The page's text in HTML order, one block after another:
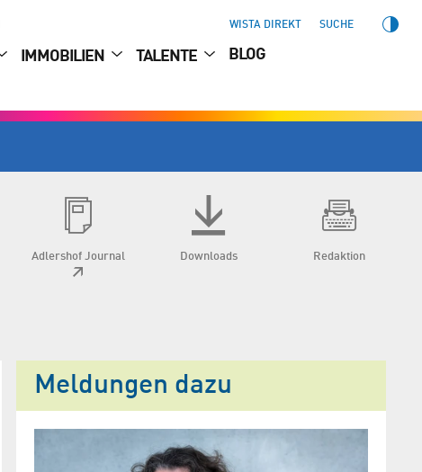
WISTA DIREKT SUCHE
IMMOBILIEN TALENTE BLOG
Adlershof Journal Downloads Redaktion
Meldungen dazu